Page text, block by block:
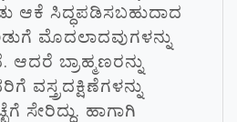
ಆಕೆ ಸಿದ್ಧಪಡಿಸಬಹುದಾದ
ಮೊದಲಾದವುಗಳನ್ನು
ಆದರೆ ಬ್ರಾಹ್ಮಣರನ್ನು
ವಸ್ತ್ರದಕ್ಷಿಣೆಗಳನ್ನು
ಸೇರಿದ್ದು. ಹಾಗಾಗಿ